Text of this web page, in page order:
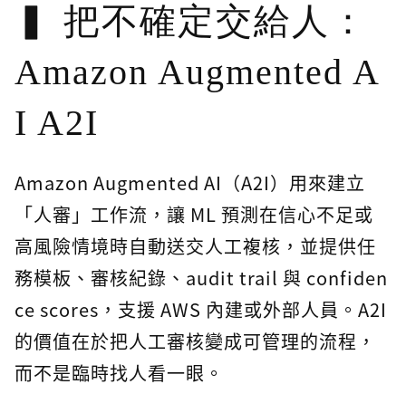
把不確定交給人：
Amazon Augmented A
I A2I
Amazon Augmented AI（A2I）用來建立
「人審」工作流，讓 ML 預測在信心不足或
高風險情境時自動送交人工複核，並提供任
務模板、審核紀錄、audit trail 與 confiden
ce scores，支援 AWS 內建或外部人員。A2I
的價值在於把人工審核變成可管理的流程，
而不是臨時找人看一眼。